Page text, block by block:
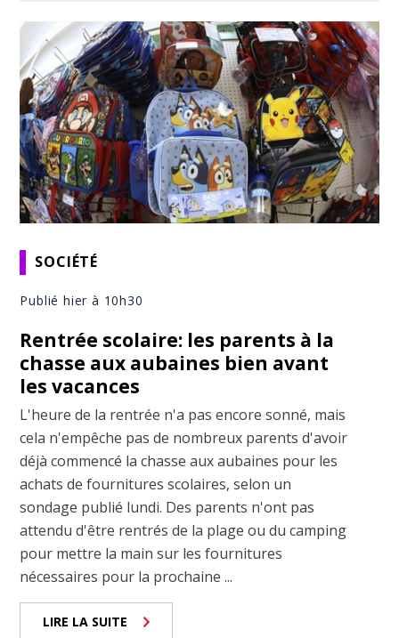
SOCIÉTÉ
Publié hier à 10h30
Rentrée scolaire: les parents à la
chasse aux aubaines bien avant
les vacances
L'heure de la rentrée n'a pas encore sonné, mais
cela n'empêche pas de nombreux parents d'avoir
déjà commencé la chasse aux aubaines pour les
achats de fournitures scolaires, selon un
sondage publié lundi. Des parents n'ont pas
attendu d'être rentrés de la plage ou du camping
pour mettre la main sur les fournitures
nécessaires pour la prochaine ...
LIRE LA SUITE